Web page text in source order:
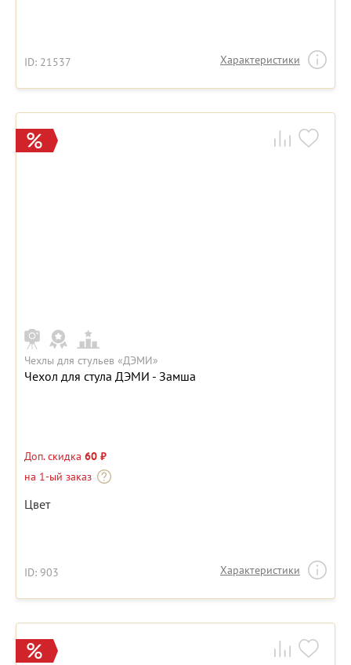
ID: 21537 Характеристики
Чехлы для стульев «ДЭМИ»
Чехол для стула ДЭМИ - Замша
Доп. скидка 60 ₽
на 1-ый заказ
Цвет
ID: 903 Характеристики